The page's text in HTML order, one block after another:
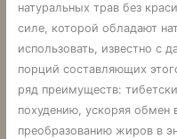
натуральных трав без
силе, которой обладают
использовать, известно с
порций составляющих
ряд преимуществ:
похудению, ускоряя обмен
преобразованию жиров в